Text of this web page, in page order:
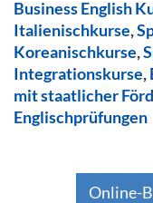
Business English
Italienischkurse,
Koreanischkurse,
Integrationskurse,
mit staatlicher
Englischprüfungen
Online-